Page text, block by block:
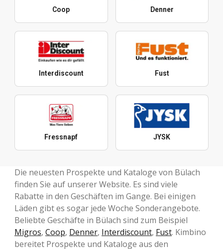
Coop Denner
Interdiscount Fust
Fressnapf JYSK
Die neuesten Prospekte und Kataloge von Bülach
finden Sie auf unserer Website. Es sind viele
Rabatte in den Geschäften im Gange. Bei einigen
Läden gibt es sogar jede Woche Sonderangebote.
Beliebte Geschäfte in Bülach sind zum Beispiel
Migros, Coop, Denner, Interdiscount, Fust. Kimbino
bereitet Prospekte und Kataloge aus den